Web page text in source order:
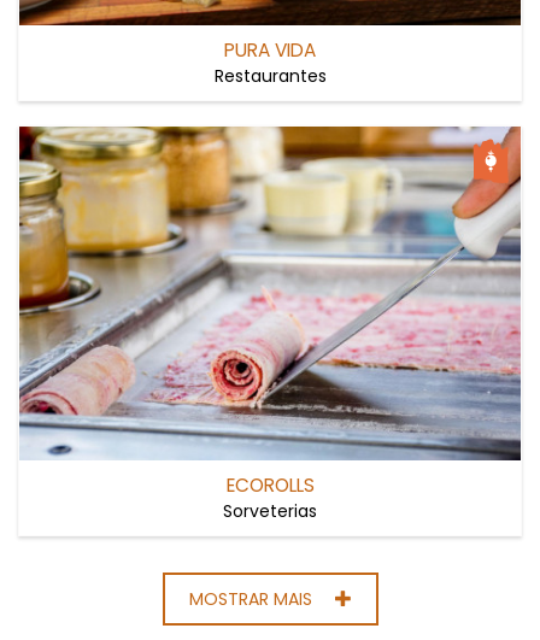
PURA VIDA
Restaurantes
ECOROLLS
Sorveterias
MOSTRAR MAIS